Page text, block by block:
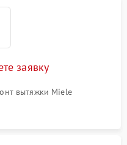
заявку
вытяжки Miele